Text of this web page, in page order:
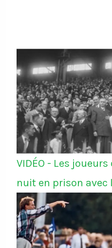
VIDÉO - Les
nuit en prison avec